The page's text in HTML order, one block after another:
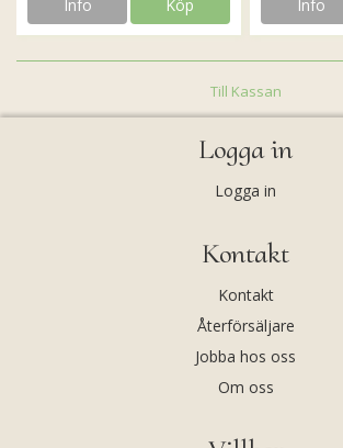
Info Köp Info
Till Kassan
Logga in
Logga in
Kontakt
Kontakt
Återförsäljare
Jobba hos oss
Om oss